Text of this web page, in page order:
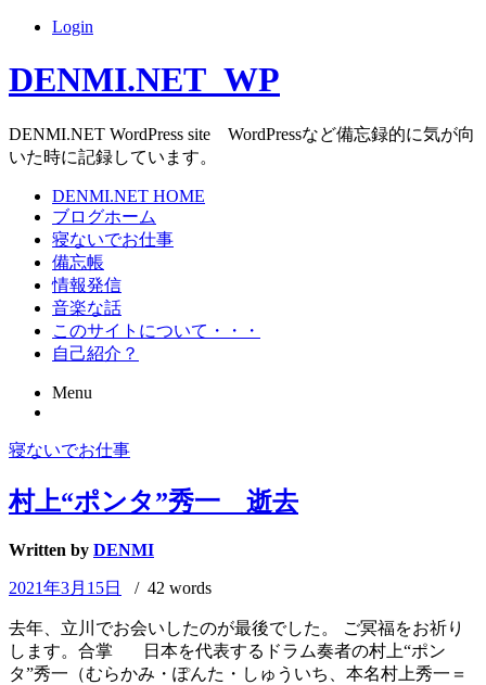
Login
DENMI.NET_WP
DENMI.NET WordPress site WordPressなど備忘録的に気が向
いた時に記録しています。
Main
menu
DENMI.NET HOME
ブログホーム
寝ないでお仕事
備忘帳
情報発信
音楽な話
このサイトについて・・・
自己紹介？
Menu
Skip
content
寝ないでお仕事
村上“ポンタ”秀一 逝去
Written by DENMI
2021年3月15日 / 42 words
去年、立川でお会いしたのが最後でした。 ご冥福をお祈り
します。合掌 日本を代表するドラム奏者の村上“ポン
タ”秀一（むらかみ・ぽんた・しゅういち、本名村上秀一＝